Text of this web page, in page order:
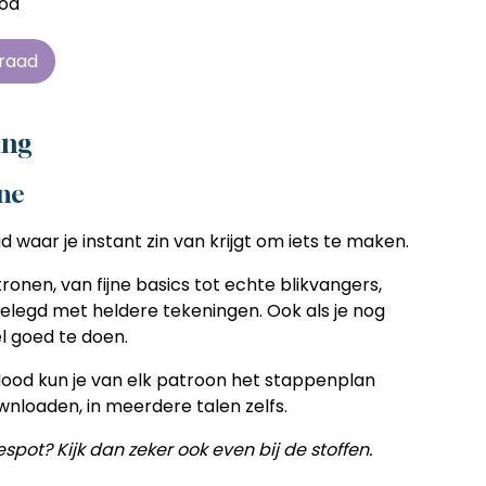
waar je instant zin van krijgt om iets te maken.
van fijne basics tot echte blikvangers,
met heldere tekeningen. Ook als je nog
goed te doen.
kun je van elk patroon het stappenplan
in meerdere talen zelfs.
Kijk dan zeker ook even bij de stoffen.
zonder
tijd
en
zonder
tijd
en
zonder
tijd
en
zonder
tijd
en